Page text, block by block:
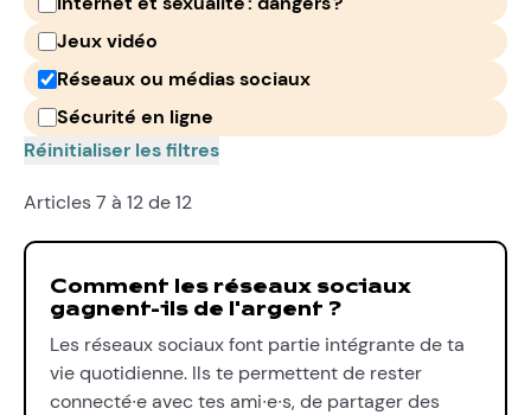
Jeux vidéo
Réseaux ou médias sociaux
Sécurité en ligne
Réinitialiser les filtres
Articles 7 à 12 de 12
Comment les réseaux sociaux
gagnent-ils de l'argent ?
Les réseaux sociaux font partie intégrante de ta
vie quotidienne. Ils te permettent de rester
connecté∙e avec tes ami∙e∙s, de partager des